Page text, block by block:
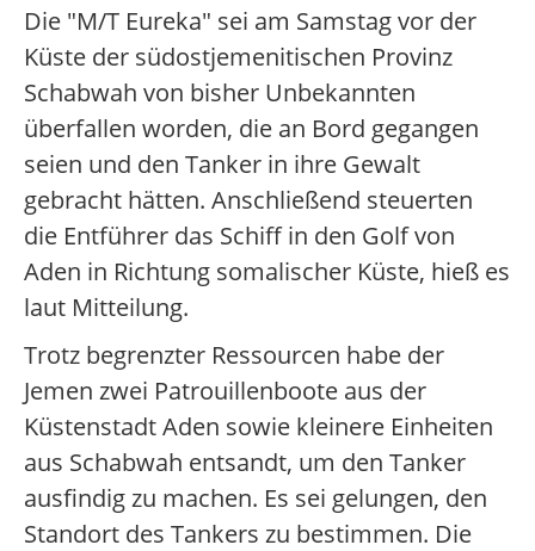
Die "M/T Eureka" sei am Samstag vor der
Küste der südostjemenitischen Provinz
Schabwah von bisher Unbekannten
überfallen worden, die an Bord gegangen
seien und den Tanker in ihre Gewalt
gebracht hätten. Anschließend steuerten
die Entführer das Schiff in den Golf von
Aden in Richtung somalischer Küste, hieß es
laut Mitteilung.
Trotz begrenzter Ressourcen habe der
Jemen zwei Patrouillenboote aus der
Küstenstadt Aden sowie kleinere Einheiten
aus Schabwah entsandt, um den Tanker
ausfindig zu machen. Es sei gelungen, den
Standort des Tankers zu bestimmen. Die